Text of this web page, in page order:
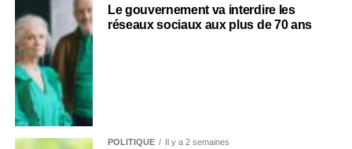
Le gouvernement va interdire les
réseaux sociaux aux plus de 70 ans
POLITIQUE Il y a 2 semaines